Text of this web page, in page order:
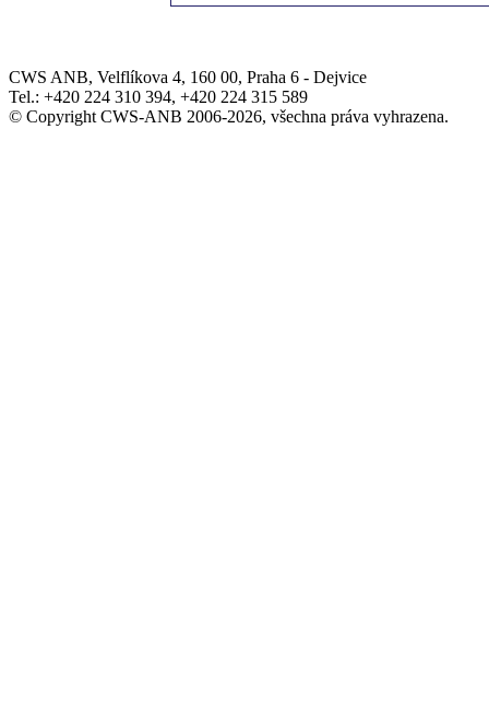
CWS ANB, Velflíkova 4, 160 00, Praha 6 - Dejvice
Tel.: +420 224 310 394, +420 224 315 589
© Copyright CWS-ANB 2006-2026, všechna práva vyhrazena.